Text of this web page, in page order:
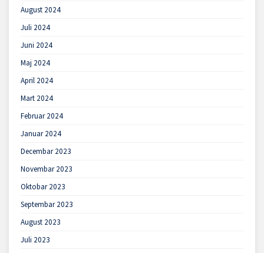
August 2024
Juli 2024
Juni 2024
Maj 2024
April 2024
Mart 2024
Februar 2024
Januar 2024
Decembar 2023
Novembar 2023
Oktobar 2023
Septembar 2023
August 2023
Juli 2023